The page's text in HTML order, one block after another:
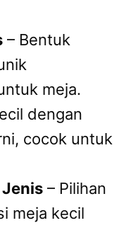
– Bentuk
meja.
dengan
cocok untuk
– Pilihan
meja kecil